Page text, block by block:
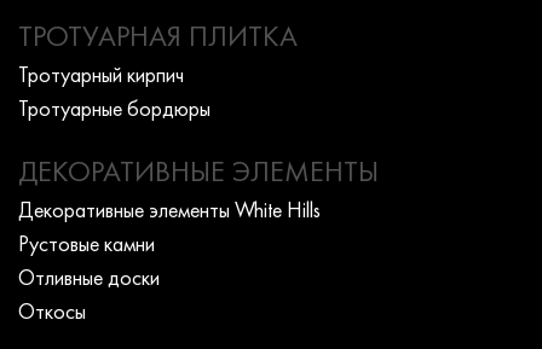
ТРОТУАРНАЯ ПЛИТКА
Тротуарный кирпич
Тротуарные бордюры
ДЕКОРАТИВНЫЕ ЭЛЕМЕНТЫ
Декоративные элементы White Hills
Рустовые камни
Отливные доски
Откосы